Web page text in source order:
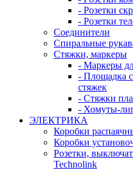
- Розетки
- Розетки
Соединители
Спиральные
Стяжки, маркеры
- Маркеры
- Площадка
стяжек
- Стяжки
- Хомуты-
ЭЛЕКТРИКА
Коробки
Коробки
Розетки,
Technolink